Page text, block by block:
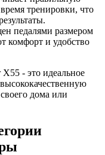
тренировки, что
педалями размером
комфорт и удобство
- это идеальное
дома или